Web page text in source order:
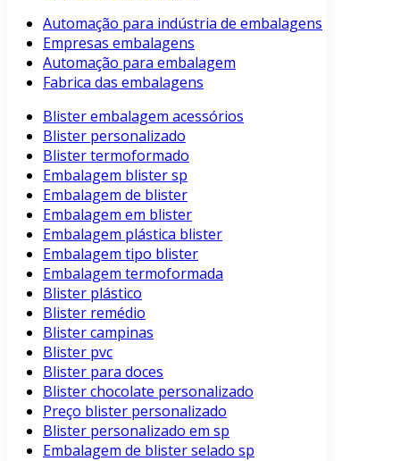
Automação para indústria de embalagens
Empresas embalagens
Automação para embalagem
Fabrica das embalagens
Blister embalagem acessórios
Blister personalizado
Blister termoformado
Embalagem blister sp
Embalagem de blister
Embalagem em blister
Embalagem plástica blister
Embalagem tipo blister
Embalagem termoformada
Blister plástico
Blister remédio
Blister campinas
Blister pvc
Blister para doces
Blister chocolate personalizado
Preço blister personalizado
Blister personalizado em sp
Embalagem de blister selado sp